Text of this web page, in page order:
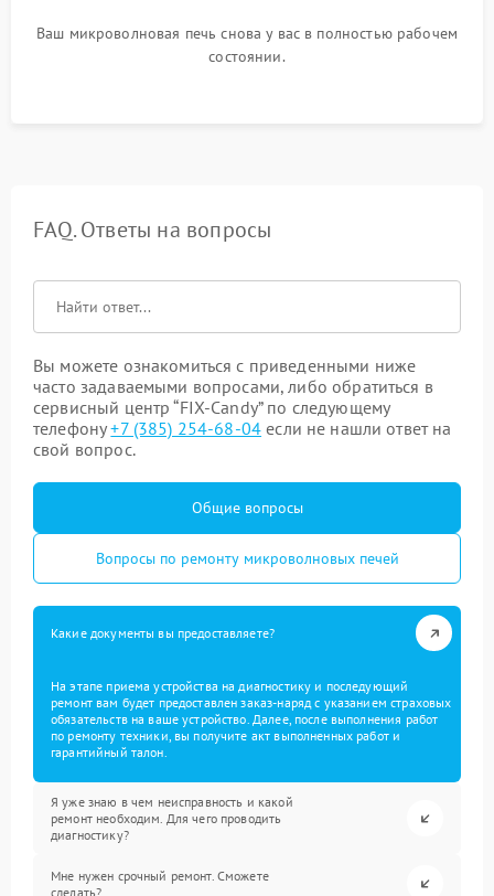
Ваш микроволновая печь снова у вас в полностью рабочем
состоянии.
FAQ. Ответы на вопросы
Вы можете ознакомиться с приведенными ниже
часто задаваемыми вопросами, либо обратиться в
сервисный центр “FIX-Candy” по следующему
телефону+7 (385) 254-68-04 если не нашли ответ на
свой вопрос.
Общие вопросы
Вопросы по ремонту микроволновых печей
Какие документы вы предоставляете?
На этапе приема устройства на диагностику и последующий
ремонт вам будет предоставлен заказ-наряд с указанием страховых
обязательств на ваше устройство. Далее, после выполнения работ
по ремонту техники, вы получите акт выполненных работ и
гарантийный талон.
Я уже знаю в чем неисправность и какой
ремонт необходим. Для чего проводить
диагностику?
Мне нужен срочный ремонт. Сможете
сделать?